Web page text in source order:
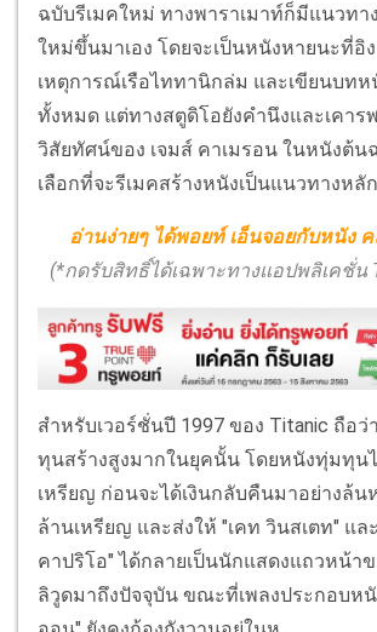
ฉบับรีเมคใหม่ ทางพาราเมาท์ก็มีแนวทา
ใหม่ขึ้นมาเอง โดยจะเป็นหนังหายนะที่อิ
เหตุการณ์เรือไททานิกล่ม และเขียนบท
ทั้งหมด แต่ทางสตูดิโอยังคำนึงและเคาร
วิสัยทัศน์ของ เจมส์ คาเมรอน ในหนังต้น
เลือกที่จะรีเมคสร้างหนังเป็นแนวทางหลั
อ่านง่ายๆ ได้พอยท์ เอ็นจอยกับหนัง
(*กดรับสิทธิ์ได้เฉพาะทางแอปพลิเคชั่น
สำหรับเวอร์ชั่นปี 1997 ของ Titanic ถือว่
ทุนสร้างสูงมากในยุคนั้น โดยหนังทุ่มทุน
เหรียญ ก่อนจะได้เงินกลับคืนมาอย่างล้น
ล้านเหรียญ และส่งให้ "เคท วินสเตท" แล
คาปริโอ" ได้กลายเป็นนักแสดงแถวหน้า
ลิวูดมาถึงปัจจุบัน ขณะที่เพลงประกอบห